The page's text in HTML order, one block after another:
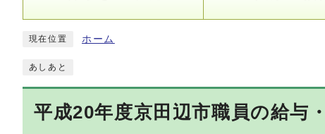
現在位置 ホーム
あしあと
平成20年度京田辺市職員の給与